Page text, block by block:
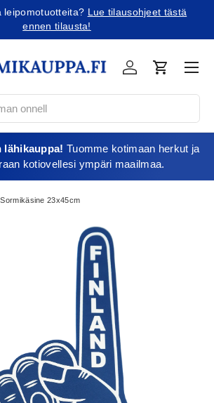
leipomotuotteita? Lue tilausohjeet tästä
ennen tilausta!
KirjauduOstoskori
lähikauppa! Tuomme kotimaan herkut ja
kotiovellesi ympäri maailmaa.
23x45cm